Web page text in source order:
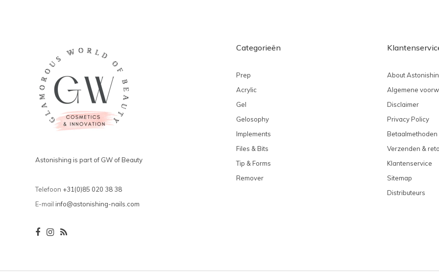
Astonishing is part of GW of Beauty
Telefoon +31(0)85 020 38 38
E-mail info@astonishing-nails.com
Categorieën
Prep
Acrylic
Gel
Gelosophy
Implements
Files & Bits
Tip & Forms
Remover
About
Algemene
Disclaimer
Privacy Policy
Betaalmethoden
Verzenden &
Klantenservice
Sitemap
Distributeurs